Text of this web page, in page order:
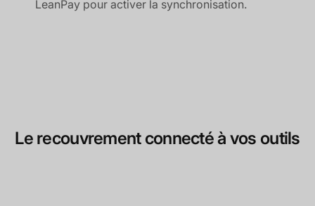
LeanPay pour activer la synchronisation.
Le recouvrement connecté à vos outils